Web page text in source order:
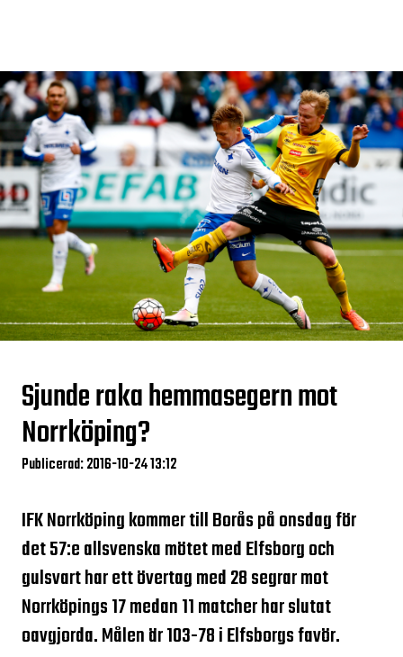
Sjunde raka hemmasegern mot
Norrköping?
Publicerad: 2016-10-24 13:12
IFK Norrköping kommer till Borås på onsdag för
det 57:e allsvenska mötet med Elfsborg och
gulsvart har ett övertag med 28 segrar mot
Norrköpings 17 medan 11 matcher har slutat
oavgjorda. Målen är 103-78 i Elfsborgs favör.